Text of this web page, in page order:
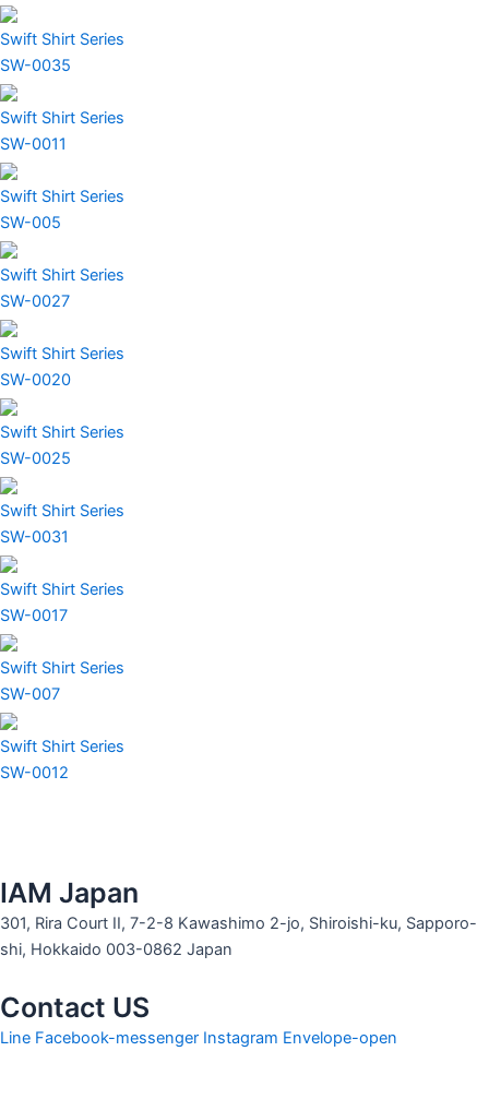
Swift Shirt Series
SW-0035
Swift Shirt Series
SW-0011
Swift Shirt Series
SW-005
Swift Shirt Series
SW-0027
Swift Shirt Series
SW-0020
Swift Shirt Series
SW-0025
Swift Shirt Series
SW-0031
Swift Shirt Series
SW-0017
Swift Shirt Series
SW-007
Swift Shirt Series
SW-0012
IAM Japan
301, Rira Court II, 7-2-8 Kawashimo 2-jo, Shiroishi-ku, Sapporo-
shi, Hokkaido 003-0862 Japan
Contact US
Line Facebook-messenger Instagram Envelope-open